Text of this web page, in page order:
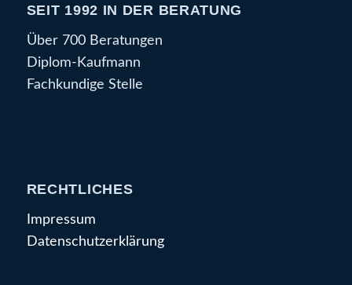
SEIT 1992 IN DER BERATUNG
Über 700 Beratungen
Diplom-Kaufmann
Fachkundige Stelle
RECHTLICHES
Impressum
Datenschutzerklärung